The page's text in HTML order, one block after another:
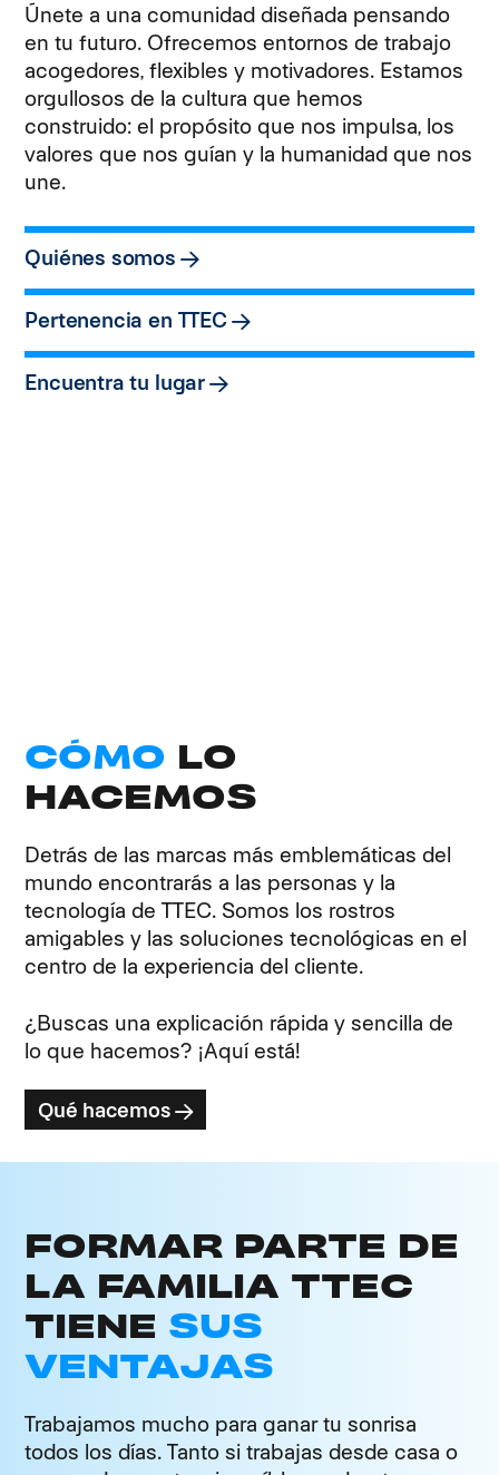
Únete a una comunidad diseñada pensando
en tu futuro. Ofrecemos entornos de trabajo
acogedores, flexibles y motivadores. Estamos
orgullosos de la cultura que hemos
construido: el propósito que nos impulsa, los
valores que nos guían y la humanidad que nos
une.
Quiénes somos
Pertenencia en TTEC
Encuentra tu lugar
CÓMO LO
HACEMOS
Detrás de las marcas más emblemáticas del
mundo encontrarás a las personas y la
tecnología de TTEC. Somos los rostros
amigables y las soluciones tecnológicas en el
centro de la experiencia del cliente.
¿Buscas una explicación rápida y sencilla de
lo que hacemos? ¡Aquí está!
Qué hacemos
FORMAR PARTE DE
LA FAMILIA TTEC
TIENE SUS
VENTAJAS
Trabajamos mucho para ganar tu sonrisa
todos los días. Tanto si trabajas desde casa o